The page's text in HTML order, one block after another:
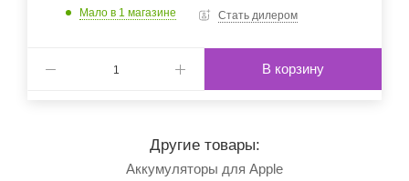
Мало в 1 магазине Стать дилером
В корзину
Другие товары:
Аккумуляторы для Apple